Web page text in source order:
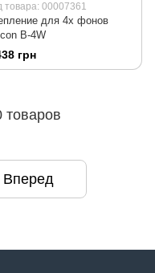
товара: 00007361
для 4х фонов
B-4W
грн
товаров
Вперед